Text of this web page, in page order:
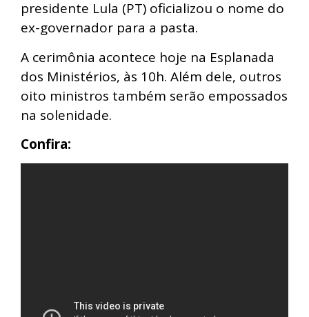
presidente Lula (PT) oficializou o nome do
ex-governador para a pasta.
A cerimônia acontece hoje na Esplanada
dos Ministérios, às 10h. Além dele, outros
oito ministros também serão empossados
na solenidade.
Confira: